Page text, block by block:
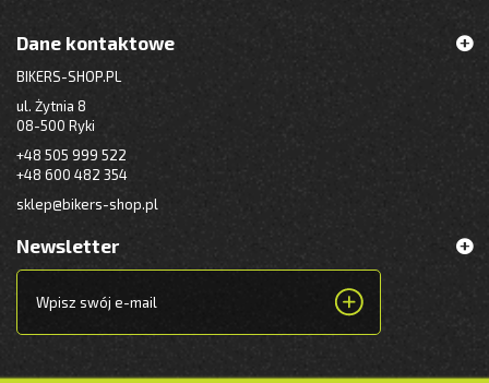
Dane kontaktowe
BIKERS-SHOP.PL
ul. Żytnia 8
08-500 Ryki
+48 505 999 522
+48 600 482 354
sklep@bikers-shop.pl
Newsletter